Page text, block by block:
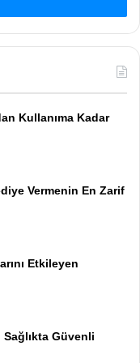
Kullanıma Kadar
Vermenin En Zarif
Etkileyen
Güvenli